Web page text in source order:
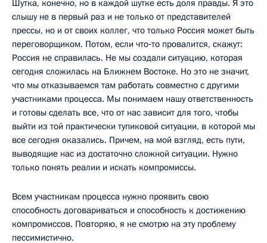
Шутка, конечно, но в каждой шутке есть доля правды. Я это
слышу не в первый раз и не только от представителей
прессы, но и от своих коллег, что только Россия может быть
переговорщиком. Потом, если что‑то провалится, скажут:
Россия не справилась. Не мы создали ситуацию, которая
сегодня сложилась на Ближнем Востоке. Но это не значит,
что мы отказываемся там работать совместно с другими
участниками процесса. Мы понимаем нашу ответственность
и готовы сделать все, что от нас зависит для того, чтобы
выйти из той практически тупиковой ситуации, в которой мы
все сегодня оказались. Причем, на мой взгляд, есть пути,
выводящие нас из достаточно сложной ситуации. Нужно
только понять реалии и искать компромиссы.
Всем участникам процесса нужно проявить свою
способность договариваться и способность к достижению
компромиссов. Повторяю, я не смотрю на эту проблему
пессимистично.